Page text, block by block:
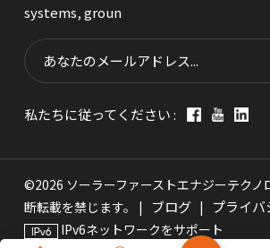
systems, groun
私たちに従ってください :
©2026 ソーラーファーストエナジーテクノ
断転載を禁じます。 |
ブログ プライバ
IPv6ネットワークをサポート